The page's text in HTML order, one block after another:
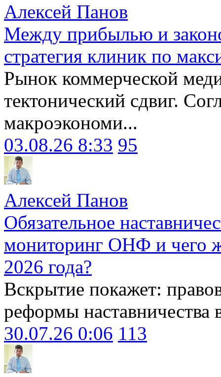
Алексей Панов
Между прибылью и
стратегия клиник по
Рынок коммерческой
тектонический сдвиг.
макроэкономи...
03.08.26 8:33 95
Алексей Панов
Обязательное
мониторинг ОНФ и чего
2026 года?
Вскрытие покажет:
реформы наставничества
30.07.26 0:06 113